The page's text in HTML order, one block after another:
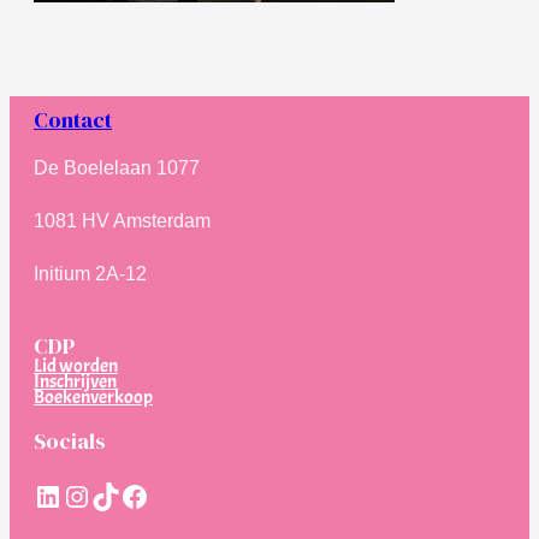
Contact
De Boelelaan 1077
1081 HV Amsterdam
Initium 2A-12
CDP
Lid worden
Inschrijven
Boekenverkoop
Socials
LinkedIn
Instagram
TikTokFacebook